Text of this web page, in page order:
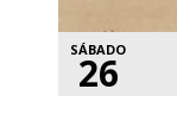
SÁBADO
26